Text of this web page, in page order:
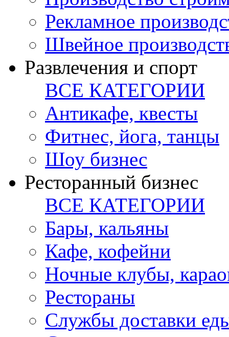
Рекламное
Швейное
Развлечения и спорт
ВСЕ КАТЕГОРИИ
Антикафе, квесты
Фитнес, йога, танцы
Шоу бизнес
Ресторанный бизнес
ВСЕ КАТЕГОРИИ
Бары, кальяны
Кафе, кофейни
Ночные клубы,
Рестораны
Службы доставки